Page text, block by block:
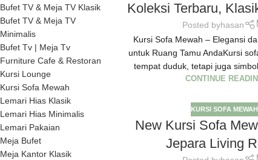
Bufet TV & Meja TV Klasik
Bufet TV & Meja TV
Minimalis
Bufet Tv | Meja Tv
Furniture Cafe & Restoran
Kursi Lounge
Kursi Sofa Mewah
Lemari Hias Klasik
Lemari Hias Minimalis
Lemari Pakaian
Meja Bufet
Meja Kantor Klasik
Koleksi Terbaru,
Posted byhasan
Kursi Sofa Mewah – Elegansi
untuk Ruang Tamu AndaKursi
tempat duduk, tetapi juga
CONTINUE
KURSI SOFA MEWAH
New Kursi Sofa
Jepara Living